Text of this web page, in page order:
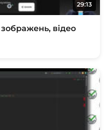
29:13
зображень, відео